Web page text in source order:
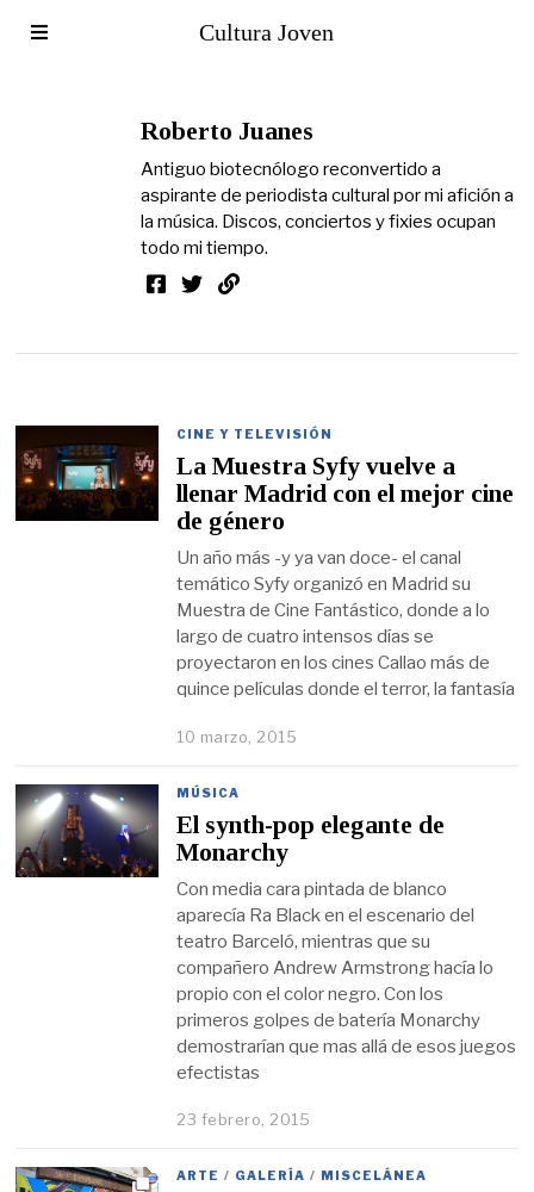
Cultura Joven
Roberto Juanes
Antiguo biotecnólogo reconvertido a
aspirante de periodista cultural por mi afición a
la música. Discos, conciertos y fixies ocupan
todo mi tiempo.
CINE Y TELEVISIÓN
La Muestra Syfy vuelve a
llenar Madrid con el mejor cine
de género
Un año más -y ya van doce- el canal
temático Syfy organizó en Madrid su
Muestra de Cine Fantástico, donde a lo
largo de cuatro intensos días se
proyectaron en los cines Callao más de
quince películas donde el terror, la fantasía
10 marzo, 2015
MÚSICA
El synth-pop elegante de
Monarchy
Con media cara pintada de blanco
aparecía Ra Black en el escenario del
teatro Barceló, mientras que su
compañero Andrew Armstrong hacía lo
propio con el color negro. Con los
primeros golpes de batería Monarchy
demostrarían que mas allá de esos juegos
efectistas
23 febrero, 2015
ARTE / GALERÍA / MISCELÁNEA